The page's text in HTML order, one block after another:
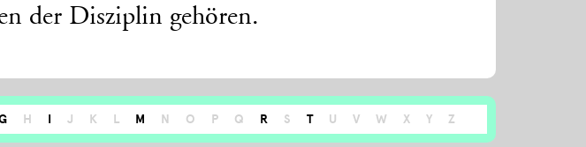
der Disziplin gehören.
H I J K L M N O P Q R S T U V W X Y Z